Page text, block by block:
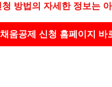
방법의 자세한 정보는
움공제 신청 홈페이지 바